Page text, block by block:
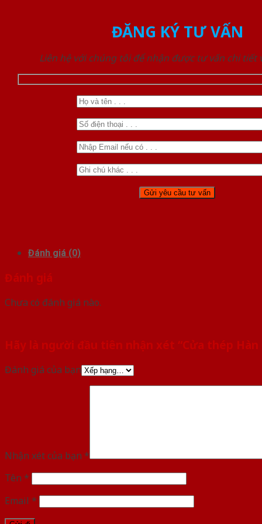
ĐĂNG KÝ TƯ VẤN
Liên hệ với chúng tôi để nhận được tư vấn chi tiết
Đánh giá (0)
Đánh giá
Chưa có đánh giá nào.
Hãy là người đầu tiên nhận xét “Cửa thép Hàn
Đánh giá của bạn
Nhận xét của bạn *
Tên *
Email *